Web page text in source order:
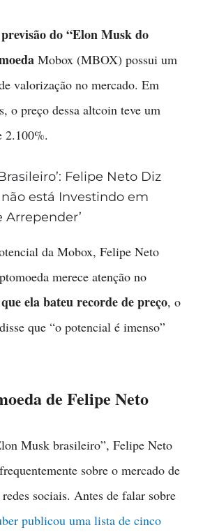
previsão do “Elon Musk do
Mobox (MBOX) possui um
valorização no mercado. Em
o preço dessa altcoin teve um
2.100%.
Felipe Neto Diz
não está Investindo em
Arrepender’
da Mobox, Felipe Neto
merece atenção no
ela bateu recorde de preço, o
que “o potencial é imenso”
de Felipe Neto
Musk brasileiro”, Felipe Neto
sobre o mercado de
sociais. Antes de falar sobre
publicou uma lista de cinco